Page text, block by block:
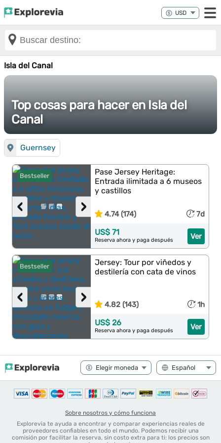
Isla del Canal
Top cosas para hacer en Isla del
Canal
Guernsey
Bestseller
›
‹
Pase Jersey Heritage:
Entrada ilimitada a 6 museos
y castillos
4.74 (174) 7d
Ver
US$ 71
Reserva ahora y paga después
Bestseller
›
‹
Jersey: Tour por viñedos y
destilería con cata de vinos
4.82 (143) 1h
Ver
US$ 26
Reserva ahora y paga después
Sobre nosotros y cómo funciona
Explorevia te ayuda a encontrar y comparar experiencias reales de
proveedores confiables en todo el mundo. Podemos recibir una
comisión por facilitar la reserva, sin costo extra para ti: los precios son